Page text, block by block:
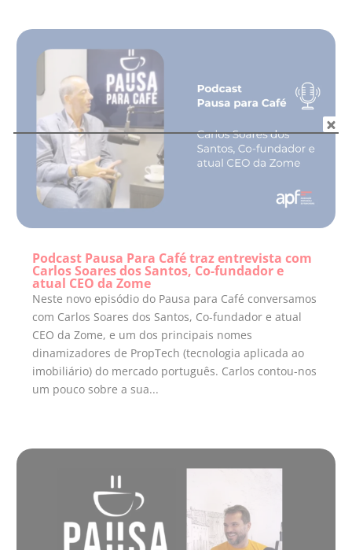
Podcast Pausa Para Café traz entrevista com
Carlos Soares dos Santos, Co-fundador e
atual CEO da Zome
Neste novo episódio do Pausa para Café conversamos
com Carlos Soares dos Santos, Co-fundador e atual
CEO da Zome, e um dos principais nomes
dinamizadores de PropTech (tecnologia aplicada ao
imobiliário) do mercado português. Carlos contou-nos
um pouco sobre a sua...